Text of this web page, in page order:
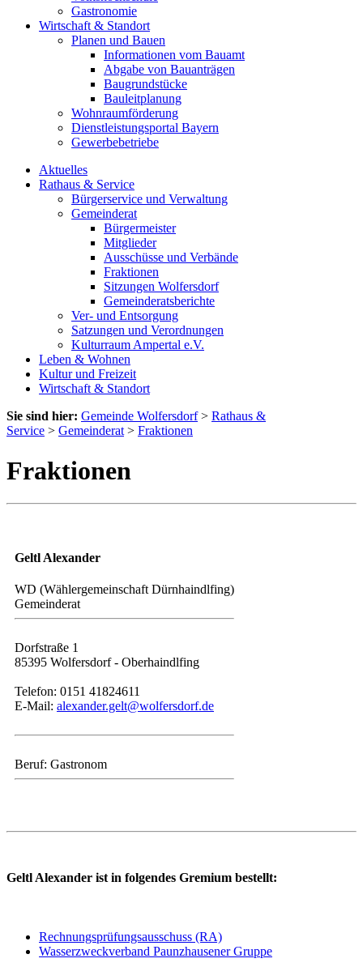
Gastronomie
Wirtschaft & Standort
Planen und Bauen
Informationen vom Bauamt
Abgabe von Bauanträgen
Baugrundstücke
Bauleitplanung
Wohnraumförderung
Dienstleistungsportal Bayern
Gewerbebetriebe
Aktuelles
Rathaus & Service
Bürgerservice und Verwaltung
Gemeinderat
Bürgermeister
Mitglieder
Ausschüsse und Verbände
Fraktionen
Sitzungen Wolfersdorf
Gemeinderatsberichte
Ver- und Entsorgung
Satzungen und Verordnungen
Kulturraum Ampertal e.V.
Leben & Wohnen
Kultur und Freizeit
Wirtschaft & Standort
Sie sind hier: Gemeinde Wolfersdorf> Rathaus &
Service > Gemeinderat > Fraktionen
Fraktionen
Geltl Alexander
WD (Wählergemeinschaft Dürnhaindlfing)
Gemeinderat
Dorfstraße 1
85395 Wolfersdorf - Oberhaindlfing
Telefon: 0151 41824611
E-Mail: alexander.gelt@wolfersdorf.de
Beruf: Gastronom
Geltl Alexander ist in folgendes Gremium bestellt:
Rechnungsprüfungsausschuss (RA)
Wasserzweckverband Paunzhausener Gruppe